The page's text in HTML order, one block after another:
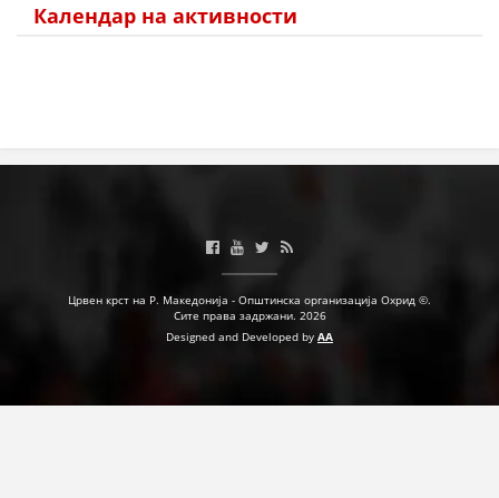
Календар на активности
Црвен крст на Р. Македонија - Општинска организација Охрид ©.
Сите права задржани. 2026
Designed and Developed by AA